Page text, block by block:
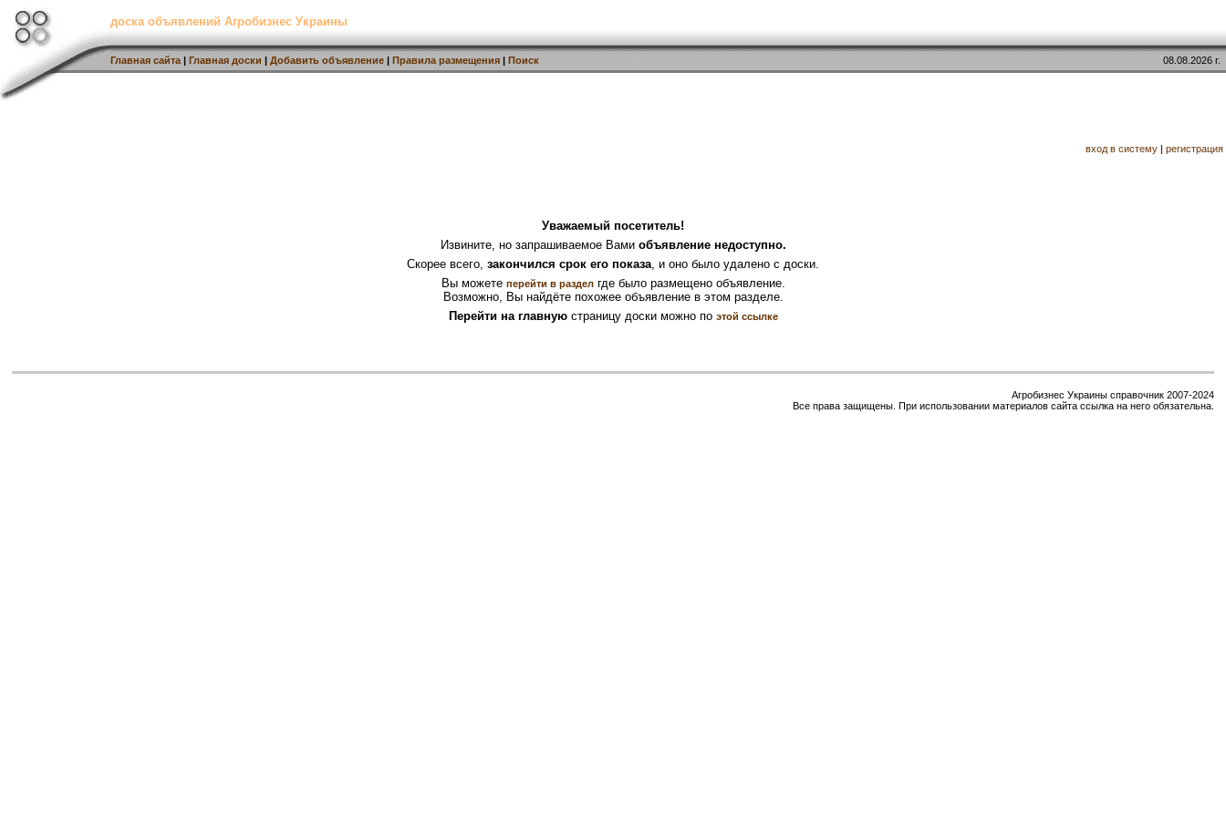
доска объявлений Агробизнес Украины
Главная сайта | Главная доски | Добавить объявление | Правила размещения | Поиск 08.08.2026 г.
вход в систему | регистрация
Уважаемый посетитель!
Извините, но запрашиваемое Вами объявление недоступно.
Скорее всего, закончился срок его показа, и оно было удалено с доски.
Вы можете перейти в разделгде было размещено объявление.
Возможно, Вы найдёте похожее объявление в этом разделе.
Перейти на главнуюстраницу доски можно по этой ссылке
Агробизнес Украины справочник 2007-2024
Все права защищены. При использовании материалов сайта ссылка на него обязательна.